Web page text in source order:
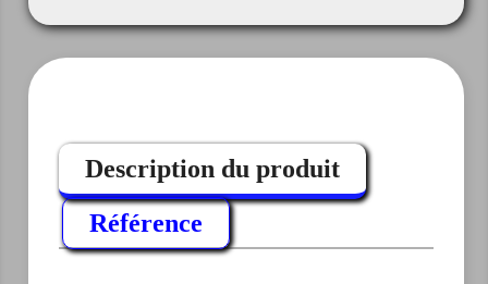
Description du produit
Référence